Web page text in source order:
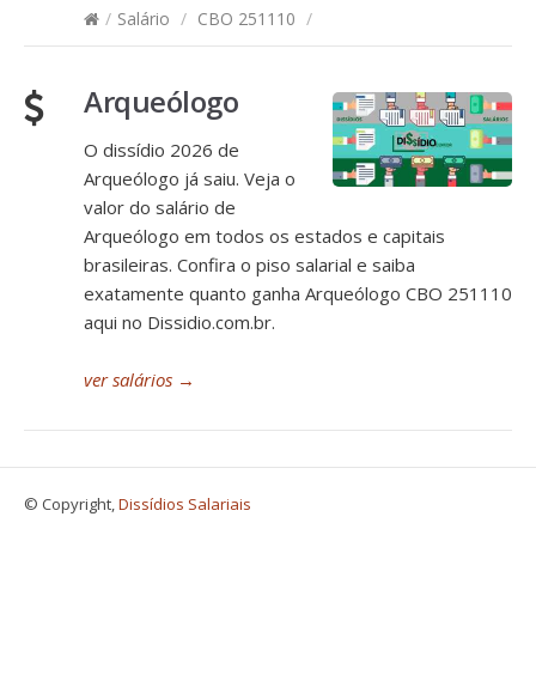
/ Salário / CBO 251110 /
Arqueólogo
O dissídio 2026 de
Arqueólogo já saiu. Veja o
valor do salário de
Arqueólogo em todos os estados e capitais
brasileiras. Confira o piso salarial e saiba
exatamente quanto ganha Arqueólogo CBO 251110
aqui no Dissidio.com.br.
ver salários →
© Copyright,Dissídios Salariais